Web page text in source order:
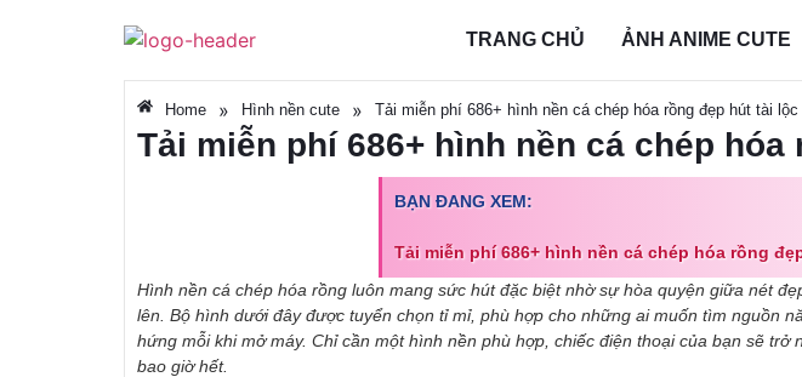
TRANG CHỦ ẢNH ANIME CUTE
Home » Hình nền cute » Tải miễn phí 686+ hình nền cá chép hóa rồng đẹp hút tài lộc
Tải miễn phí 686+ hình nền cá chép
BẠN ĐANG XEM:
Tải miễn phí 686+ hình nền cá chép hóa rồng
Hình nền cá chép hóa rồng luôn mang sức hút đặc biệt nhờ sự hòa quyện giữa nét
lên. Bộ hình dưới đây được tuyển chọn tỉ mỉ, phù hợp cho những ai muốn tìm nguồn
hứng mỗi khi mở máy. Chỉ cần một hình nền phù hợp, chiếc điện thoại của bạn sẽ trở
bao giờ hết.